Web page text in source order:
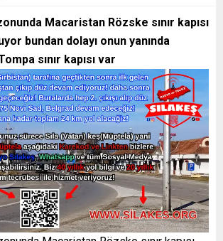
Macaristan Rözske sınır kapısı
bundan dolayı onun yanında
sınır kapısı var